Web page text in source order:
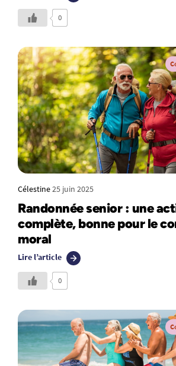
0
Célestine25 juin 2025
Randonnée senior : une
complète, bonne pour le
moral
Lire l’article
0